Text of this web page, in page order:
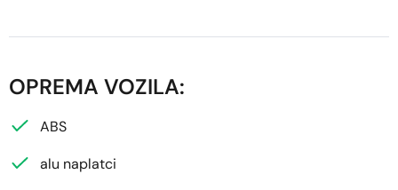
OPREMA VOZILA:
ABS
alu naplatci